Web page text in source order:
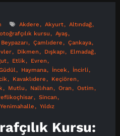
Akdere Akyurt
Altındağ
kursu
Ayaş
Beypazarı Çamlıdere
Çankaya
Dikmen Dışkapı
Elmadağ
Etlik
Evren
Haymana İncek
İncirli
Kavaklıdere
Keçiören
Mutlu Nallıhan Oran
Ostim
Sincan
Yenimahalle Yıldız
Kursu: